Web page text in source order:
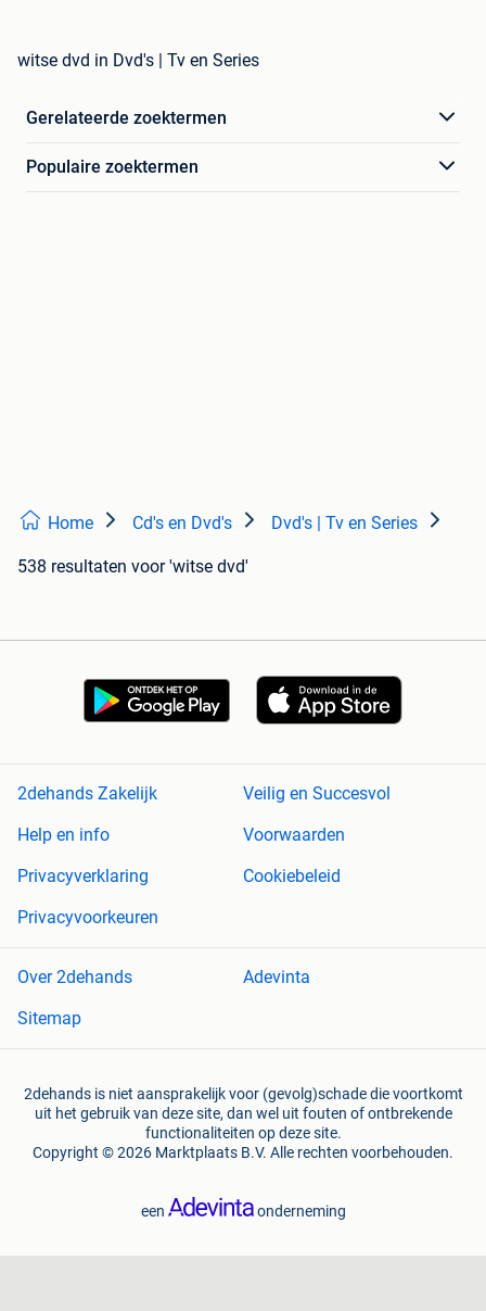
witse dvd in Dvd's | Tv en Series
Gerelateerde zoektermen
Populaire zoektermen
Home Cd's en Dvd's Dvd's | Tv en Series
538 resultaten voor 'witse dvd'
2dehands Zakelijk
Veilig en Succesvol
Help en info
Voorwaarden
Privacyverklaring
Cookiebeleid
Privacyvoorkeuren
Over 2dehands
Adevinta
Sitemap
2dehands is niet aansprakelijk voor (gevolg)schade die voortkomt
uit het gebruik van deze site, dan wel uit fouten of ontbrekende
functionaliteiten op deze site.
Copyright © 2026 Marktplaats B.V. Alle rechten voorbehouden.
een onderneming